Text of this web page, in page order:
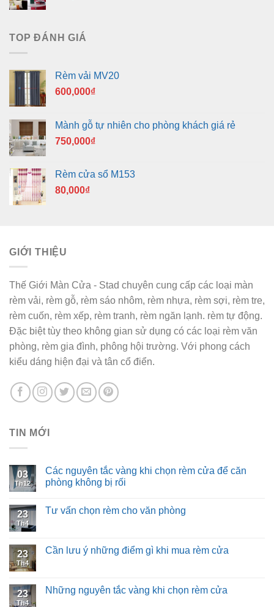
TOP ĐÁNH GIÁ
Rèm vải MV20
600,000₫
Mành gỗ tự nhiên cho phòng khách giá rẻ
750,000₫
Rèm cửa sổ M153
80,000₫
GIỚI THIỆU
Thế Giới Màn Cửa - Stad chuyên cung cấp các loại màn
rèm vải, rèm gỗ, rèm sáo nhôm, rèm nhựa, rèm sợi, rèm tre,
rèm cuốn, rèm xếp, rèm tranh, rèm ngăn lạnh. rèm tự động.
Đặc biệt tùy theo không gian sử dụng có các loại rèm văn
phòng, rèm gia đình, phông hội trường. Với phong cách
kiểu dáng hiện đại và tân cổ điển.
TIN MỚI
03
Th12
Các nguyên tắc vàng khi chọn rèm cửa để căn
phòng không bị rối
23
Th4
Tư vấn chọn rèm cho văn phòng
23
Th4
Cần lưu ý những điểm gì khi mua rèm cửa
23
Th4
Những nguyên tắc vàng khi chọn rèm cửa